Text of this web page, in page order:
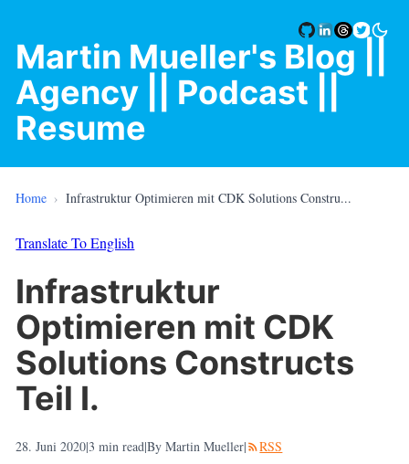
Martin Mueller's Blog
Agency |
| Podcast |
Resume
Home › Infrastruktur Optimieren mit CDK Solutions Constru...
Translate To English
Infrastruktur
Optimieren mit CDK
Solutions Constructs
Teil I.
28. Juni 2020|3 min read|By Martin Mueller| RSS